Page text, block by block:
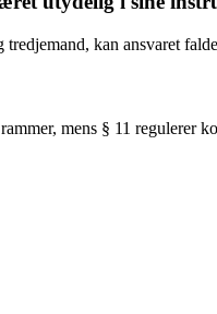
kan ansvaret
mens § 11 regulerer